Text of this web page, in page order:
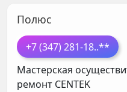
Полюс
+7 (347) 281-18..**
Мастерская
ремонт CENTEK